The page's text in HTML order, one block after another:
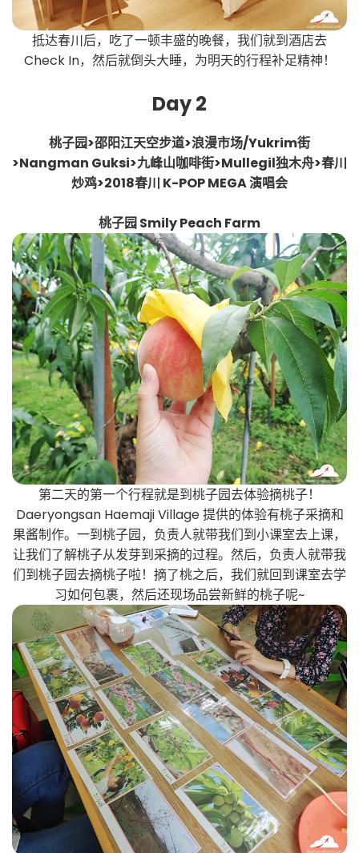
抵达春川后，吃了一顿丰盛的晚餐，我们就到酒店去
Check In，然后就倒头大睡，为明天的行程补足精神！
Day 2
桃子园>邵阳江天空步道>浪漫市场/Yukrim街
>Nangman Guksi>九峰山咖啡街>Mullegil独木舟>春川
炒鸡>2018春川 K-POP MEGA 演唱会
桃子园 Smily Peach Farm
第二天的第一个行程就是到桃子园去体验摘桃子！
Daeryongsan Haemaji Village 提供的体验有桃子采摘和
果酱制作。一到桃子园，负责人就带我们到小课室去上课，
让我们了解桃子从发芽到采摘的过程。然后，负责人就带我
们到桃子园去摘桃子啦！摘了桃之后，我们就回到课室去学
习如何包裹，然后还现场品尝新鲜的桃子呢~